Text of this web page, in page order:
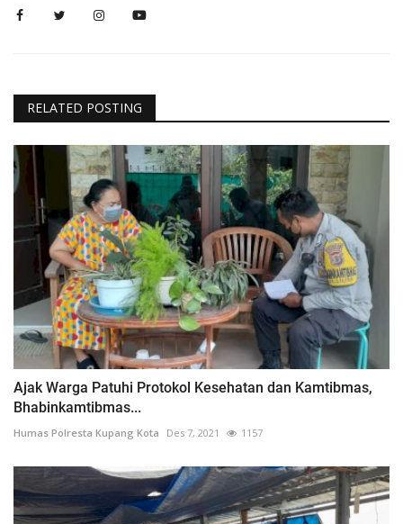
RELATED POSTING
Ajak Warga Patuhi Protokol Kesehatan dan Kamtibmas,
Bhabinkamtibmas...
Humas Polresta Kupang Kota Des 7, 2021 1157